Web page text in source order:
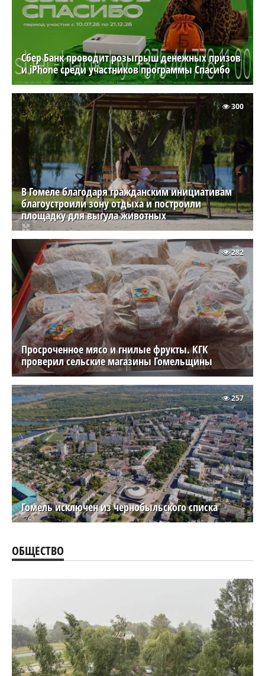
Сбер Банк проводит розыгрыш денежных призов
и iPhone среди участников программы Спасибо
В Гомеле благодаря гражданским инициативам
благоустроили зону отдыха и построили
площадку для выгула животных
300
Просроченное мясо и гнилые фрукты. КГК
проверил сельские магазины Гомельщины
282
Гомель исключен из чернобыльского списка
257
ОБЩЕСТВО